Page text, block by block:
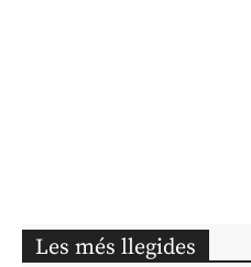
Les més llegides